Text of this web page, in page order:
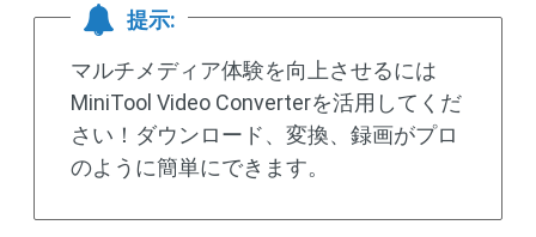
提示:
マルチメディア体験を向上させるには
MiniTool Video Converterを活用してくだ
さい！ダウンロード、変換、録画がプロ
のように簡単にできます。